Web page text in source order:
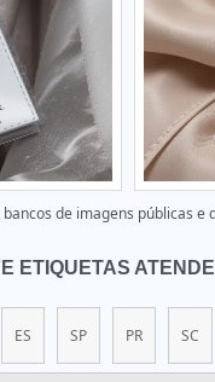
de imagens públicas
ETIQUETAS
ES SP PR SC